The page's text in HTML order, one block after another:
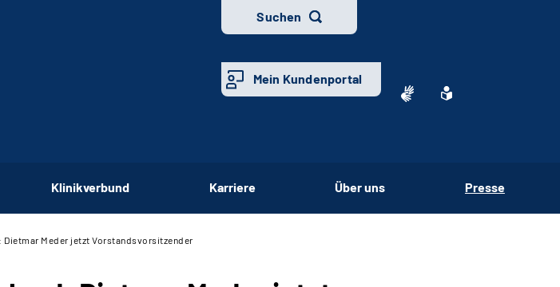
Suchen
Mein Kundenportal
Klinikverbund Karriere Über uns Presse
Dietmar Meder jetzt Vorstandsvorsitzender